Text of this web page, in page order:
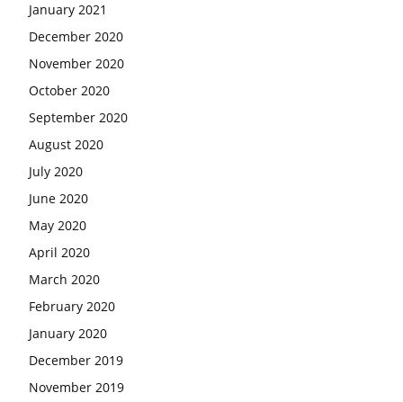
January 2021
December 2020
November 2020
October 2020
September 2020
August 2020
July 2020
June 2020
May 2020
April 2020
March 2020
February 2020
January 2020
December 2019
November 2019